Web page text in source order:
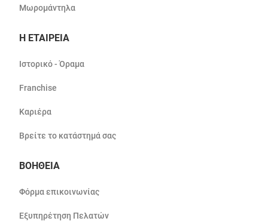
Μωρομάντηλα
Η ΕΤΑΙΡΕΙΑ
Ιστορικό - Όραμα
Franchise
Καριέρα
Βρείτε το κατάστημά σας
ΒΟΗΘΕΙΑ
Φόρμα επικοινωνίας
Εξυπηρέτηση Πελατών